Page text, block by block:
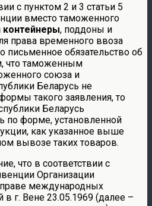
с пунктом 2 и 3 статьи 5
вместо таможенного
контейнеры, поддоны и
права временного ввоза
письменное обязательство об
что таможенным
союза и
Беларусь не
такого заявления, то
Беларусь
по форме, установленной
как указанное выше
вывозе таких товаров.
что в соответствии с
Организации
международных
г. Вене 23.05.1969 (далее –